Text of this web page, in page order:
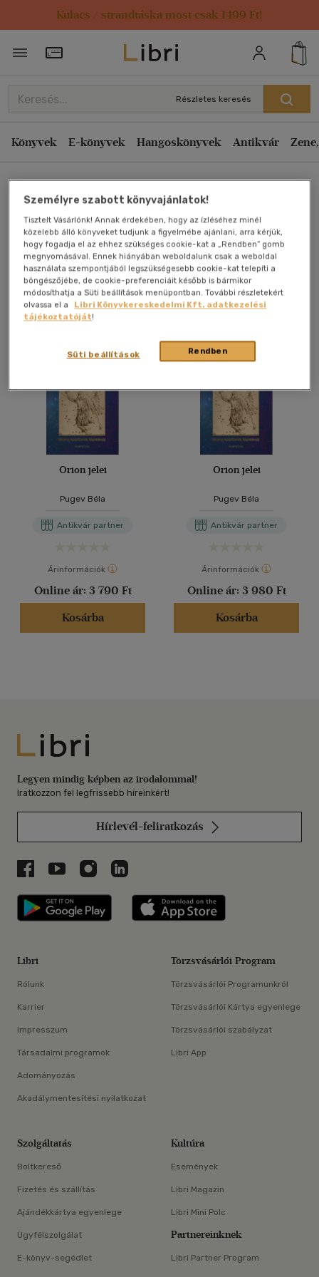
Kulacs / strandtáska most csak 1499 Ft!
Törzsvásárlói Kártya adatai
Részletes keresés
Könyvek E-könyvek Hangoskönyvek Antikvár
Orion jelei
Pugev Béla
Antikvár könyv (2db)
Orion jelei
Pugev Béla
Antikvár partner
Árinformációk
Online ár: 3 790 Ft
Kosárba
Orion jelei
Pugev Béla
Antikvár partner
Árinformációk
Online ár: 3 980 Ft
Kosárba
Libri
Legyen mindig képben az irodalommal!
Iratkozzon fel legfrissebb híreinkért!
Hírlevél-feliratkozás
Libri a Facebookon
Libri a Youtube-on
Libri az Instagramon
Libri a LinkedInen
Libri applikáció Szerezd meg: Google
Libri
Rólunk
Karrier
Impresszum
Társadalmi programok
Adományozás
Akadálymentesítési nyilatkozat
Törzsvásárlói Program
Törzsvásárlói Programunkról
Törzsvásárlói Kártya egyenlege
Törzsvásárlói szabályzat
Libri App
Szolgáltatás
Boltkereső
Fizetés és szállítás
Ajándékkártya egyenlege
Ügyfélszolgálat
E-könyv-segédlet
Kultúra
Események
Libri Magazin
Libri Mini Polc
Partnereinknek
Libri Partner Program
Személyre szabott könyvajánlatok!
Tisztelt Vásárlónk! Annak érdekében, hogy az ízléséhez minél
közelebb álló könyveket tudjunk a figyelmébe ajánlani, arra kérjük,
hogy fogadja el az ehhez szükséges cookie-kat a „Rendben” gomb
megnyomásával. Ennek hiányában weboldalunk csak a weboldal
használata szempontjából legszükségesebb cookie-kat telepíti a
böngészőjébe, de cookie-preferenciáit később is bármikor
módosíthatja a Süti beállítások menüpontban. További részletekért
olvassa el a
Libri Könyvkereskedelmi Kft. adatkezelési
tájékoztatóját!
Rendben
Süti beállítások